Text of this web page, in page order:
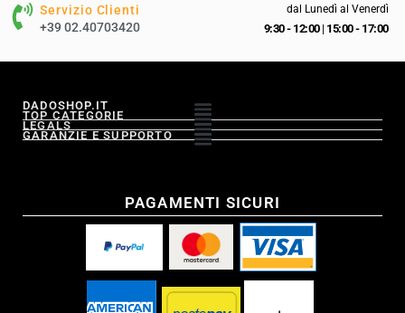
Servizio Clienti
+39 02.40703420
dal Lunedì al Venerdì
9:30 - 12:00| 15:00 - 17:00
DADOSHOP.IT
TOP CATEGORIE
LEGALS
GARANZIE E SUPPORTO
PAGAMENTI SICURI